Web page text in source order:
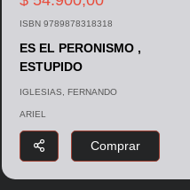
ISBN 9789878318318
ES EL PERONISMO ,
ESTUPIDO
IGLESIAS, FERNANDO
ARIEL
Comprar